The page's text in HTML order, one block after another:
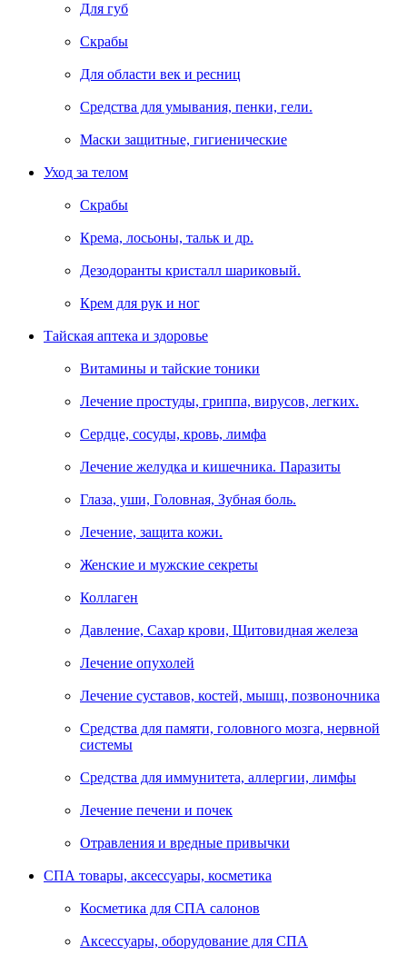
Для губ
Скрабы
Для области век и ресниц
Средства для умывания, пенки, гели.
Маски защитные, гигиенические
Уход за телом
Скрабы
Крема, лосьоны, тальк и др.
Дезодоранты кристалл шариковый.
Крем для рук и ног
Тайская аптека и здоровье
Витамины и тайские тоники
Лечение простуды, гриппа, вирусов, легких.
Сердце, сосуды, кровь, лимфа
Лечение желудка и кишечника. Паразиты
Глаза, уши, Головная, Зубная боль.
Лечение, защита кожи.
Женские и мужские секреты
Коллаген
Давление, Сахар крови, Щитовидная железа
Лечение опухолей
Лечение суставов, костей, мышц, позвоночника
Средства для памяти, головного мозга, нервной
системы
Средства для иммунитета, аллергии, лимфы
Лечение печени и почек
Отравления и вредные привычки
СПА товары, аксессуары, косметика
Косметика для СПА салонов
Аксессуары, оборудование для СПА